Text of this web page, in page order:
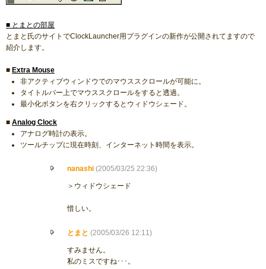
■ とまとの部屋
とまと氏のサイトでClockLauncher用プラグインの新作が公開されてますので
紹介します。
■ Extra Mouse
非アクティブウィンドウでのマウススクロールが可能に。
タイトルバー上でマウススクロールをすると透過。
最小化ボタンを右クリックするとウィドウシェード。
■ Analog Clock
アナログ時計の表示。
ツールチップに現在時刻、インターネット時間を表示。
nanashi (2005/03/25 22:36)
＞ウィドウシェード
惜しい。
とまと (2005/03/26 12:11)
すみません。
私のミスですね･･･。